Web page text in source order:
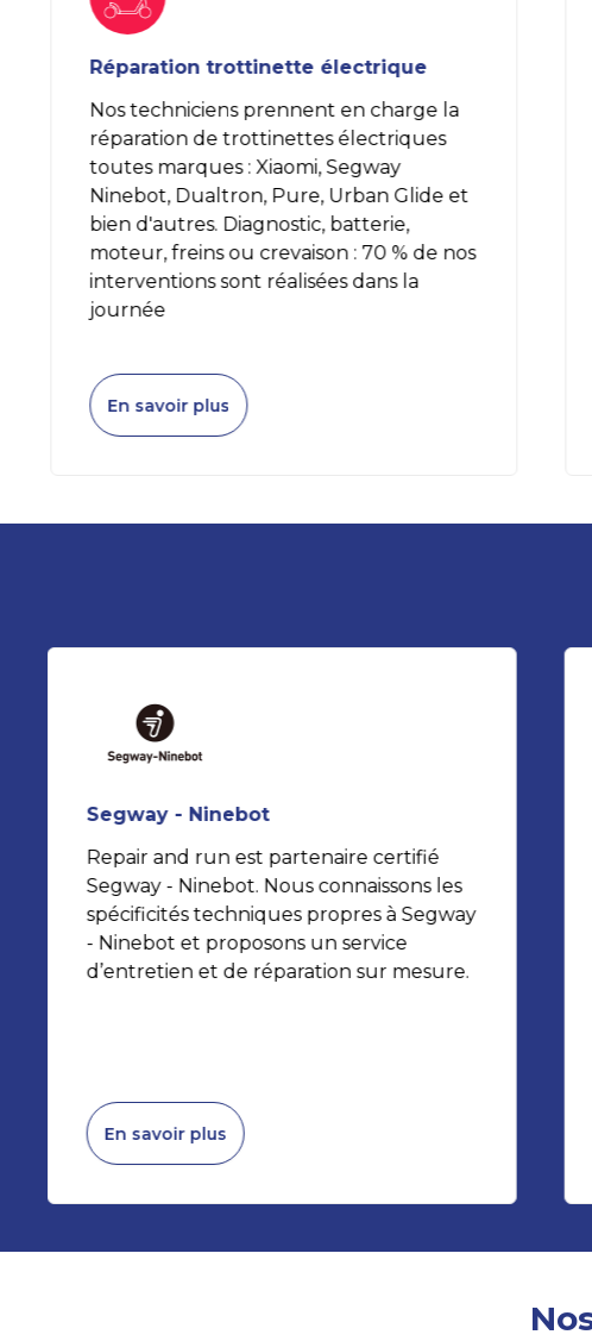
Réparation trottinette électrique
Nos techniciens prennent en charge la
réparation de trottinettes électriques
toutes marques : Xiaomi, Segway
Ninebot, Dualtron, Pure, Urban Glide et
bien d'autres. Diagnostic, batterie,
moteur, freins ou crevaison : 70 % de nos
interventions sont réalisées dans la
journée
En savoir plus
Segway - Ninebot
Repair and run est partenaire certifié
Segway - Ninebot. Nous connaissons les
spécificités techniques propres à Segway
- Ninebot et proposons un service
d’entretien et de réparation sur mesure.
En savoir plus